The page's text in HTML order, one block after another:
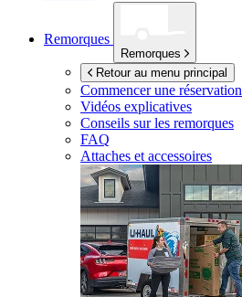
Remorques
Remorques
Retour au menu principal
Commencer une réservation
Vidéos explicatives
Conseils sur les remorques
FAQ
Attaches et accessoires